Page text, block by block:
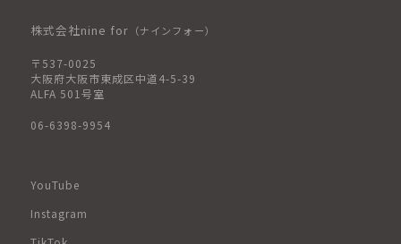
株式会社nine for （ナインフォー）
〒537-0025
大阪府大阪市東成区中道4-5-39
ALFA 501号室
06-6398-9954
YouTube
Instagram